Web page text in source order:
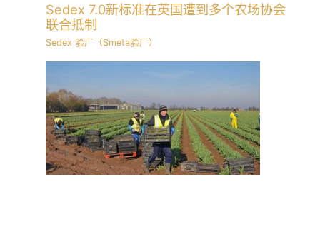
Sedex 7.0新标准在英国遭到多个农场协会
联合抵制
Sedex 验厂（Smeta验厂）